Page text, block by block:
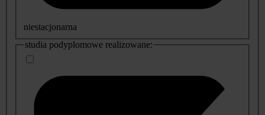
niestacjonarna
studia podyplomowe realizowane: